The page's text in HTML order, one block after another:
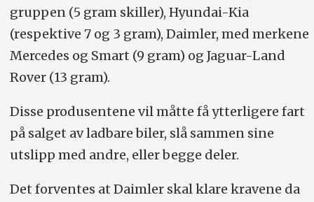
gruppen (5 gram skiller), Hyundai-Kia
(respektive 7 og 3 gram), Daimler, med merkene
Mercedes og Smart (9 gram) og Jaguar-Land
Rover (13 gram).
Disse produsentene vil måtte få ytterligere fart
på salget av ladbare biler, slå sammen sine
utslipp med andre, eller begge deler.
Det forventes at Daimler skal klare kravene da